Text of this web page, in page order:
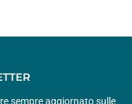
sempre aggiornato sulle